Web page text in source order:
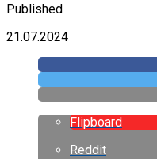
Published
21.07.2024
Flipboard
Reddit